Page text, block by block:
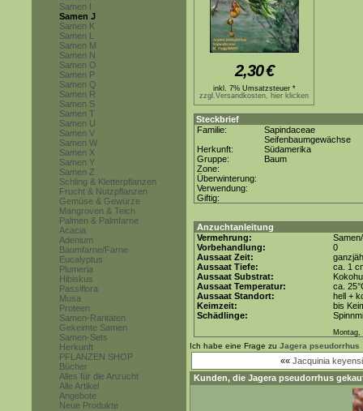
Samen I
Samen J
Samen K
Samen L
Samen M
Samen N
Samen O
Samen P
Samen Q
Samen R
Samen S
Samen T
Samen U
Samen V
Samen W
Samen X
Samen Y
Samen Z
Schling & Kletterpflanzen
Frucht & Nutzpflanzen
Gemüse & Gewürze
Mangroven & Teich
Palmen & Palmfarne
Acacia
Adenium
Baumfarne/Farne
Eucalyptus
Plumeria
Hibiskus
Passiflora
Musa
Proteen
Samen-Raritäten
Gekeimte Samen
Samen-Sets
Herkunft
PFLANZEN SHOP
Bücher
Alles für die Anzucht
Alle Artikel
Angebote
Neue Produkte
2,30€
inkl. 7% Umsatzsteuer *
zzgl.Versandkosten, hier klicken
Steckbrief
Familie:
Sapindaceae
Seifenbaumgewächse
Herkunft:
Südamerika
Gruppe:
Baum
Zone:
Überwinterung:
Verwendung:
Giftig:
Anzuchtanleitung
Vermehrung:
Vorbehandlung:
0
Aussaat Zeit:
Aussaat Tiefe:
ca. 1
Aussaat Substrat:
Aussaat Temperatur:
ca.
Aussaat Standort:
hell +
Keimzeit:
bis
Schädlinge:
Montag,
Ich habe eine Frage zu Jagera pseudorrhus
«« Jacquinia
Kunden, die Jagera pseudorrhus